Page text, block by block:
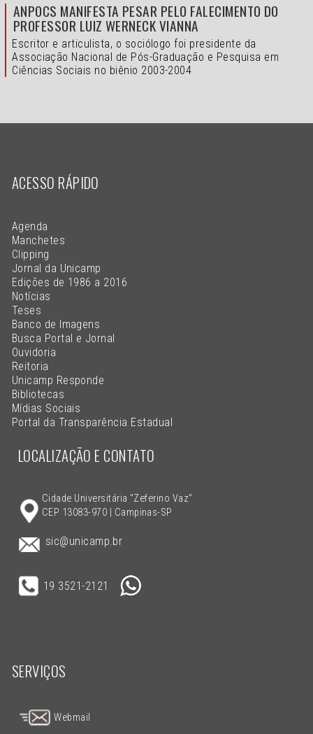
ANPOCS MANIFESTA PESAR PELO FALECIMENTO DO
PROFESSOR LUIZ WERNECK VIANNA
Escritor e articulista, o sociólogo foi presidente da
Associação Nacional de Pós-Graduação e Pesquisa em
Ciências Sociais no biênio 2003-2004
ACESSO RÁPIDO
Agenda
Manchetes
Clipping
Jornal da Unicamp
Edições de 1986 a 2016
Notícias
Teses
Banco de Imagens
Busca Portal e Jornal
Ouvidoria
Reitoria
Unicamp Responde
Bibliotecas
Mídias Sociais
Portal da Transparência Estadual
LOCALIZAÇÃO E CONTATO
Cidade Universitária "Zeferino Vaz"
CEP 13083-970 | Campinas-SP
sic@unicamp.br
19 3521-2121
SERVIÇOS
Webmail